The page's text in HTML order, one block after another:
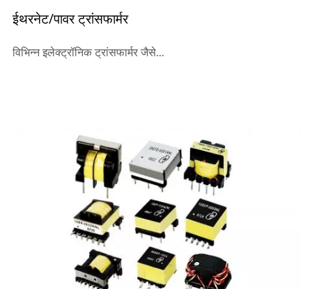
ईथरनेट/पावर ट्रांसफार्मर
विभिन्न इलेक्ट्रॉनिक ट्रांसफार्मर जैसे...